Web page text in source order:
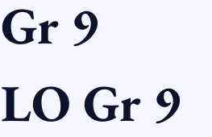
Gr 9
LO Gr 9